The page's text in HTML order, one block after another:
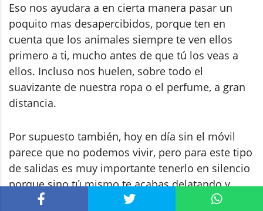
Eso nos ayudara a en cierta manera pasar un
poquito mas desapercibidos, porque ten en
cuenta que los animales siempre te ven ellos
primero a ti, mucho antes de que tú los veas a
ellos. Incluso nos huelen, sobre todo el
suavizante de nuestra ropa o el perfume, a gran
distancia.
Por supuesto también, hoy en día sin el móvil
parece que no podemos vivir, pero para este tipo
de salidas es muy importante tenerlo en silencio
porque sino tú mismo te acabas delatando y
puedes arruinar la sesión.